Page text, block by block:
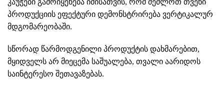
კაუჭები გამოიყენება იმისათვის, რომ შეძლოთ თვენი
პროდუქციის ეფექტური დემონსტრირება ვერტიკალურ
მდგომარეობაში.
სწორად წარმოდგენილი პროდუქტის დახმარებით,
მყიდველს არ მიეცემა საშუალება, თვალი აარიდოს
საინტერესო შეთავაზებას.